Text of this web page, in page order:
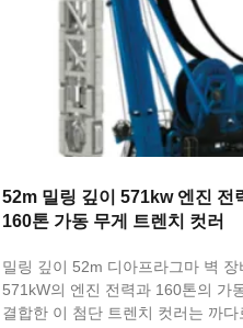
52m 밀링 깊이 571kw 엔진 전
160톤 가동 무게 트렌치 컷러
밀링 깊이 52m 디아프라그마 벽 장
571kW의 엔진 전력과 160톤의 가
결합한 이 첨단 트렌치 컷러는 까다